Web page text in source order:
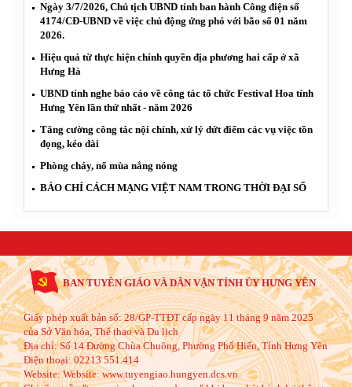
Ngày 3/7/2026, Chủ tịch UBND tỉnh ban hành Công điện số
4174/CĐ-UBND về việc chủ động ứng phó với bão số 01 năm
2026.
Hiệu quả từ thực hiện chính quyền địa phương hai cấp ở xã
Hưng Hà
UBND tỉnh nghe báo cáo về công tác tổ chức Festival Hoa tỉnh
Hưng Yên lần thứ nhất - năm 2026
Tăng cường công tác nội chính, xử lý dứt điểm các vụ việc tồn
đọng, kéo dài
Phòng cháy, nổ mùa nắng nóng
BÁO CHÍ CÁCH MẠNG VIỆT NAM TRONG THỜI ĐẠI SỐ
BAN TUYÊN GIÁO VÀ DÂN VẬN TỈNH ỦY HƯNG YÊN
Giấy phép xuất bản số: 28/GP-TTĐT cấp ngày 11 tháng 9 năm 2025
của Sở Văn hóa, Thể thao và Du lịch
Địa chỉ:Số 14 Đường Chùa Chuông, Phường Phố Hiến, Tỉnh Hưng Yên
Điện thoại:02213 551.414
Website:Website: www.tuyengiao.hungyen.dcs.vn